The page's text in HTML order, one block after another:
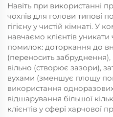
Навіть при використанні
чохлів для голови типові
гігієну у чистій кімнаті.
навчаємо клієнтів
помилок: доторкання до
(переносить
вільно (створює зазори),
вухами (зменшує площу
використання
відшарування більшої
клієнтів у сфері харчової